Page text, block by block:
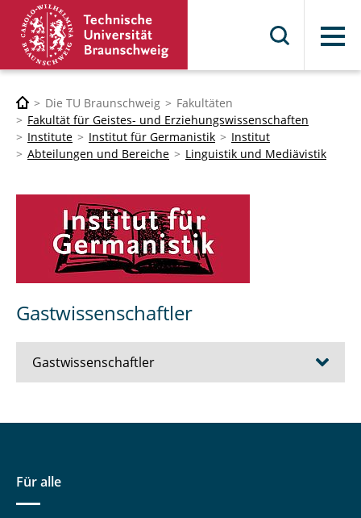
Menü
Die TU Braunschweig
Fakultäten
Fakultät für Geistes- und Erziehungswissenschaften
Institute
Institut für Germanistik
Institut
Abteilungen und Bereiche
Linguistik und Mediävistik
Gastwissenschaftler
Gastwissenschaftler
Für alle